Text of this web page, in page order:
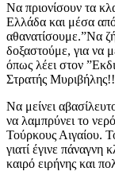
Να πριονίσουν τα
Ελλάδα και μέσα
αθανατίσουμε.”Να
δοξαστούμε, για να
όπως λέει στον
Στρατής
Να μείνει
να λαμπρύνει το
Τούρκους Αιγαίου.
γιατί έγινε
καιρό ειρήνης και